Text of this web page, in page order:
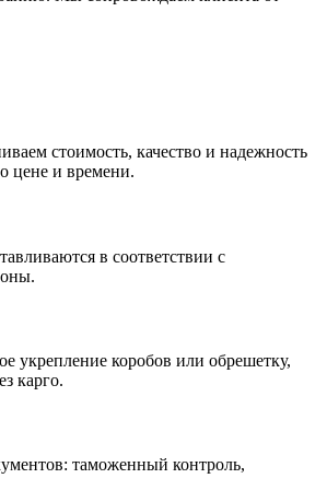
стоимость, качество и надежность
цене и времени.
в соответствии с
укрепление коробов или обрешетку,
карго.
таможенный контроль,